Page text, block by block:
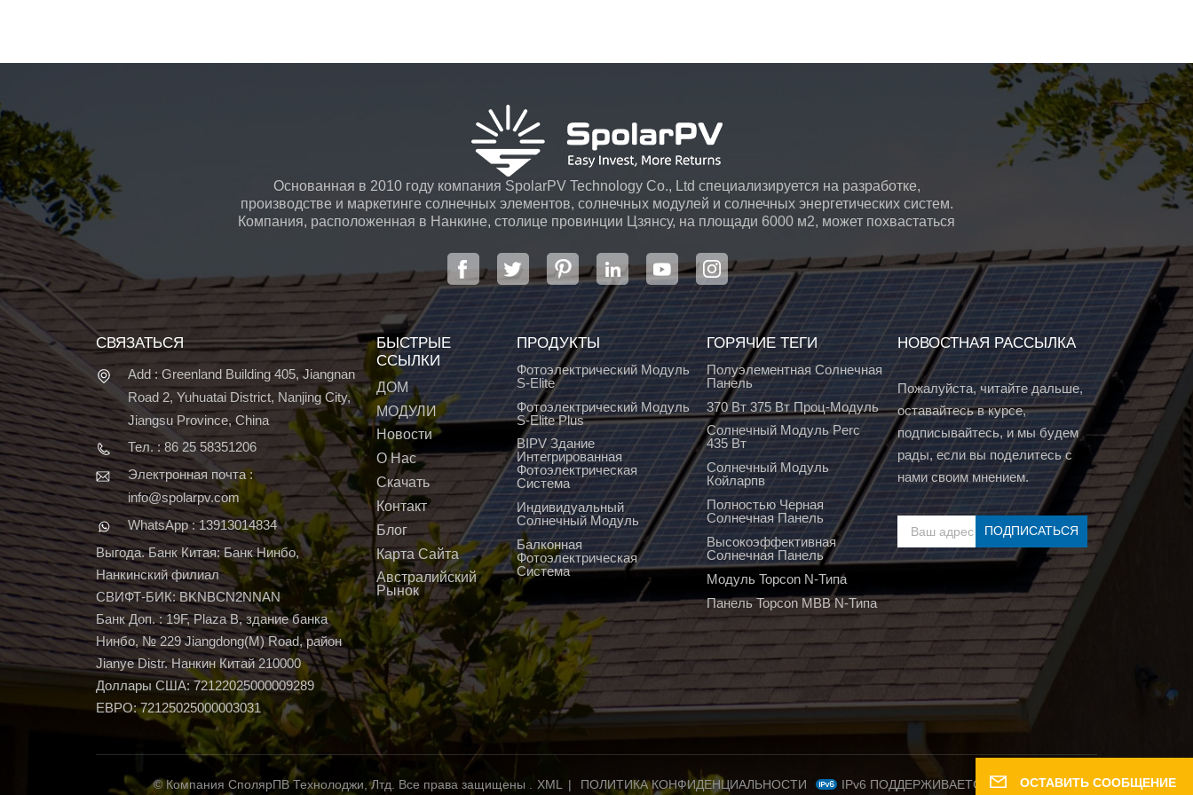
Основанная в 2010 году компания SpolarPV Technology Co., Ltd специализируется на разработке,
производстве и маркетинге солнечных элементов, солнечных модулей и солнечных энергетических систем.
Компания, расположенная в Нанкине, столице провинции Цзянсу, на площади 6000 м2, может похвастаться
СВЯЗАТЬСЯ
Add : Greenland Building 405, Jiangnan
Road 2, Yuhuatai District, Nanjing City,
Jiangsu Province, China
Тел. : 86 25 58351206
Электронная почта :
info@spolarpv.com
WhatsApp : 13913014834
Выгода. Банк Китая: Банк Нинбо,
Нанкинский филиал
СВИФТ-БИК: BKNBCN2NNAN
Банк Доп. : 19F, Plaza B, здание банка
Нинбо, № 229 Jiangdong(M) Road, район
Jianye Distr. Нанкин Китай 210000
Доллары США: 72122025000009289
ЕВРО: 72125025000003031
БЫСТРЫЕ
ССЫЛКИ
ДОМ
МОДУЛИ
Новости
О Нас
Скачать
Контакт
Блог
Карта Сайта
Австралийский
Рынок
ПРОДУКТЫ
Фотоэлектрический Модуль
S-Elite
Фотоэлектрический Модуль
S-Elite Plus
BIPV Здание
Интегрированная
Фотоэлектрическая
Система
Индивидуальный
Солнечный Модуль
Балконная
Фотоэлектрическая
Система
ГОРЯЧИЕ ТЕГИ
Полуэлементная Солнечная
Панель
370 Вт 375 Вт Проц-Модуль
Солнечный Модуль Perc
435 Вт
Солнечный Модуль
Койларпв
Полностью Черная
Солнечная Панель
Высокоэффективная
Солнечная Панель
Модуль Topcon N-Типа
Панель Topcon MBB N-Типа
НОВОСТНАЯ РАССЫЛКА
Пожалуйста, читайте дальше,
оставайтесь в курсе,
подписывайтесь, и мы будем
рады, если вы поделитесь с
нами своим мнением.
© Компания СполярПВ Технолоджи, Лтд. Все права защищены . XML | ПОЛИТИКА КОНФИДЕНЦИАЛЬНОСТИ IPv6 ПОДДЕРЖИВАЕТСЯ СЕТЬЮОСТАВИТЬ СООБЩЕНИЕ